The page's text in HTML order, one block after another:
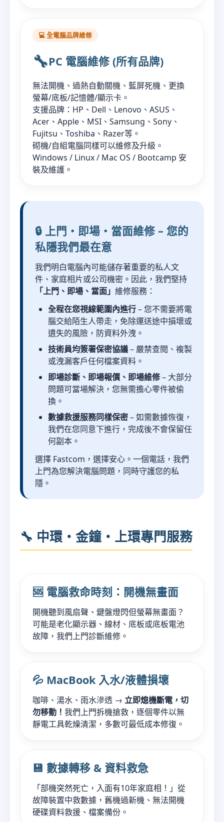
💻 全電腦品牌維修
🔧PC 電腦維修 (所有品牌)
無法開機、過熱自動關機、藍屏死機、更換
螢幕/底板/記憶體/顯示卡。
支援品牌：HP、Dell、Lenovo、ASUS、
Acer、Apple、MSI、Samsung、Sony、
Fujitsu、Toshiba、Razer等。
砌機/自組電腦同樣可以維修及升級。
Windows / Linux / Mac OS / Bootcamp 安
裝及維護。
🔒 上門・即場・當面維修 – 您的
私隱我們最在意
我們明白電腦內可能儲存著重要的私人文
件、家庭相片或公司機密。因此，我們堅持
「上門、即場、當面」 維修服務：
全程在您視線範圍內進行– 您不需要將電
腦交給陌生人帶走，免除運送途中損壞或
遺失的風險，防資料外洩。
技術員均簽署保密協議– 嚴禁查閱、複製
或洩漏客戶任何檔案資料。
即場診斷、即場報價、即場維修– 大部分
問題可當場解決，您無需擔心零件被偷
換。
數據救援服務同樣保密– 如需數據恢復，
我們在您同意下進行，完成後不會保留任
何副本。
選擇 Fastcom，選擇安心。一個電話，我們
上門為您解決電腦問題，同時守護您的私
隱。
🔧 中環・金鐘・上環專門服務
🆘 電腦救命時刻：開機無畫面
開機聽到風扇聲、鍵盤燈閃但螢幕無畫面？
可能是老化顯示器、線材、底板或底板電池
故障，我們上門診斷維修。
💦 MacBook 入水/液體損壞
咖啡、湯水、雨水滲透 → 立即熄機斷電，切
勿移動！ 我們上門拆機搶救，逐個零件以無
靜電工具乾燥清潔，多數可最低成本修復。
💾 數據轉移 & 資料救急
「部機突然死亡，入面有10年家庭相！」從
故障裝置中救數據，舊機過新機、無法開機
硬碟資料救援、檔案備份。